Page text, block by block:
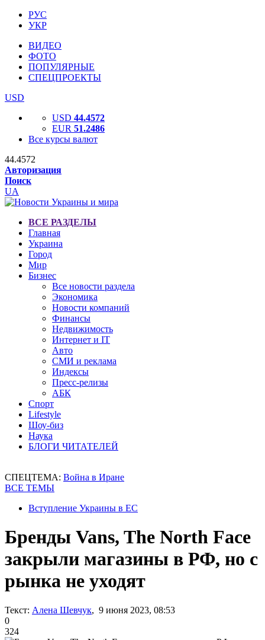
РУС
УКР
ВИДЕО
ФОТО
ПОПУЛЯРНЫЕ
СПЕЦПРОЕКТЫ
USD
USD 44.4572
EUR 51.2486
Все курсы валют
44.4572
Авторизация
Поиск
UA
ВСЕ РАЗДЕЛЫ
Главная
Украина
Город
Мир
Бизнес
Все новости раздела
Экономика
Новости компаний
Финансы
Недвижимость
Интернет и IT
Авто
СМИ и реклама
Индексы
Пресс-релизы
АБК
Спорт
Lifestyle
Шоу-биз
Наука
БЛОГИ ЧИТАТЕЛЕЙ
СПЕЦТЕМА: Война в Иране
ВСЕ ТЕМЫ
Вступление Украины в ЕС
Бренды Vans, The North Face
закрыли магазины в РФ, но с
рынка не уходят
Текст: Алена Шевчук, 9 июня 2023, 08:53
0
324